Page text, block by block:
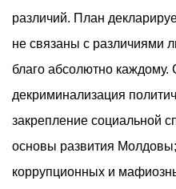
различий. План
не связаны с различиями
благо абсолютно
декриминализация
закрепление социальной
основы развития
коррупционных и